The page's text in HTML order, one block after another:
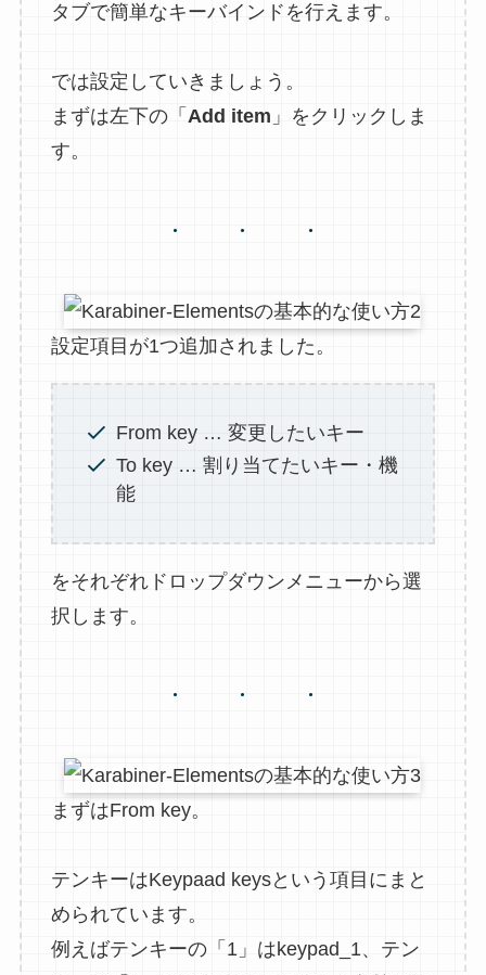
タブで簡単なキーバインドを行えます。
では設定していきましょう。
まずは左下の「 Add item 」をクリックしま
す。
設定項目が1つ追加されました。
From key … 変更したいキー
To key … 割り当てたいキー・機
能
をそれぞれドロップダウンメニューから選
択します。
まずはFrom key。
テンキーはKeypaad keysという項目にまと
められています。
例えばテンキーの「1」はkeypad_1、テン